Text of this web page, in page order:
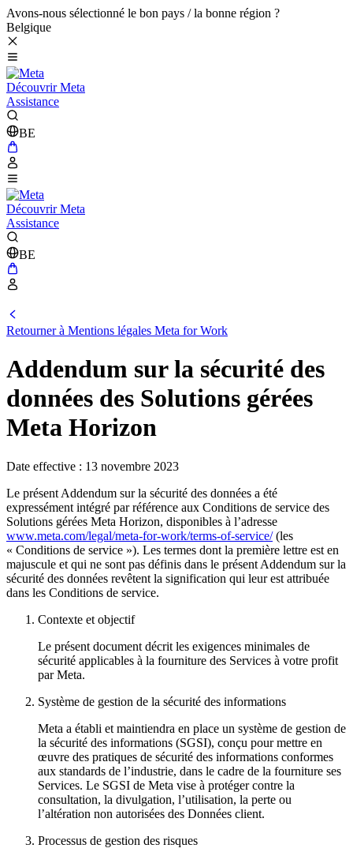
Avons-nous sélectionné le bon pays / la bonne région ?
Belgique
Découvrir Meta
Assistance
BE
Découvrir Meta
Assistance
BE
Retourner à Mentions légales Meta for Work
Addendum sur la sécurité des
données des Solutions gérées
Meta Horizon
Date effective : 13 novembre 2023
Le présent Addendum sur la sécurité des données a été
expressément intégré par référence aux Conditions de service des
Solutions gérées Meta Horizon, disponibles à l’adresse
www.meta.com/legal/meta-for-work/terms-of-service/(les
« Conditions de service »). Les termes dont la première lettre est en
majuscule et qui ne sont pas définis dans le présent Addendum sur la
sécurité des données revêtent la signification qui leur est attribuée
dans les Conditions de service.
Contexte et objectif
Le présent document décrit les exigences minimales de
sécurité applicables à la fourniture des Services à votre profit
par Meta.
Système de gestion de la sécurité des informations
Meta a établi et maintiendra en place un système de gestion de
la sécurité des informations (SGSI), conçu pour mettre en
œuvre des pratiques de sécurité des informations conformes
aux standards de l’industrie, dans le cadre de la fourniture ses
Services. Le SGSI de Meta vise à protéger contre la
consultation, la divulgation, l’utilisation, la perte ou
l’altération non autorisées des Données client.
Processus de gestion des risques